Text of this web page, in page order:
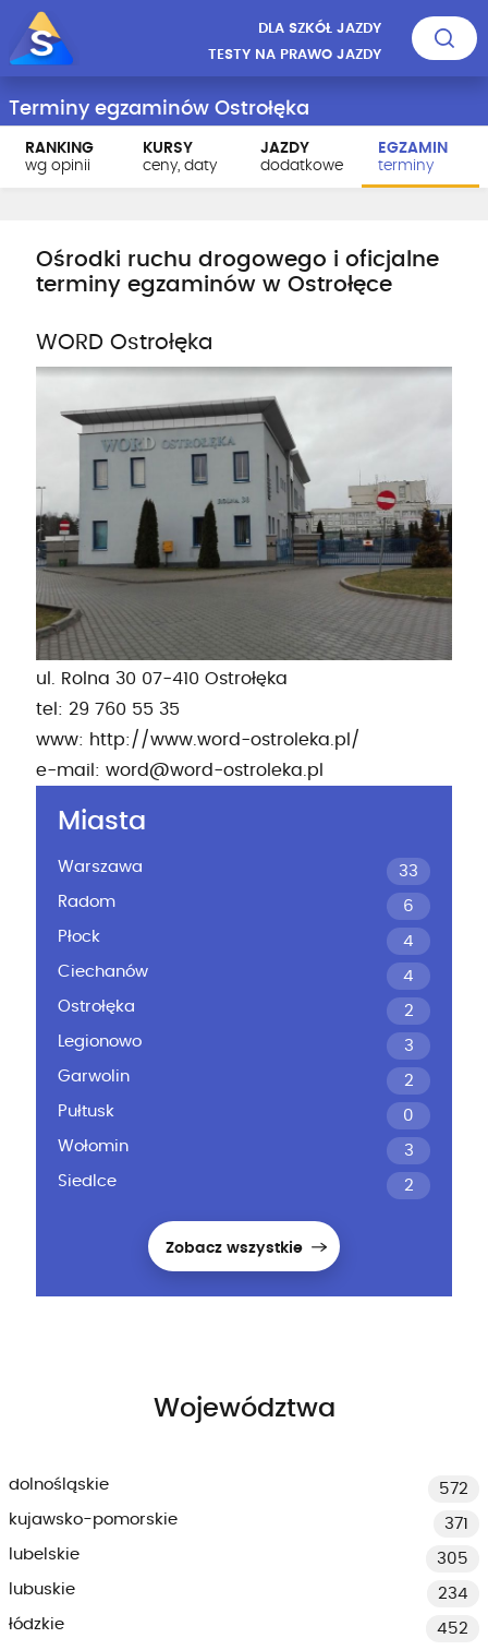
DLA SZKÓŁ JAZDY
TESTY NA PRAWO JAZDY
Terminy egzaminów Ostrołęka
RANKING
wg opinii
KURSY
ceny, daty
JAZDY
dodatkowe
EGZAMIN
terminy
Ośrodki ruchu drogowego i oficjalne
terminy egzaminów w Ostrołęce
WORD Ostrołęka
ul. Rolna 30 07-410 Ostrołęka
tel: 29 760 55 35
www: http://www.word-ostroleka.pl/
e-mail: word@word-ostroleka.pl
Miasta
Warszawa
33
Radom
6
Płock
4
Ciechanów
4
Ostrołęka
2
Legionowo
3
Garwolin
2
Pułtusk
0
Wołomin
3
Siedlce
2
Zobacz wszystkie
Województwa
dolnośląskie
572
kujawsko-pomorskie
371
lubelskie
305
lubuskie
234
łódzkie
452